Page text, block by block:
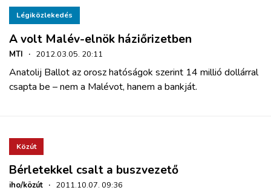
Légiközlekedés
A volt Malév-elnök háziőrizetben
MTI · 2012.03.05. 20:11
Anatolij Ballot az orosz hatóságok szerint 14 millió dollárral
csapta be – nem a Malévot, hanem a bankját.
Közút
Bérletekkel csalt a buszvezető
iho/közút · 2011.10.07. 09:36